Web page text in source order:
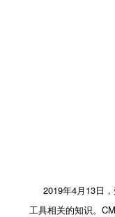
2019年4月13日，
工具相关的知识。